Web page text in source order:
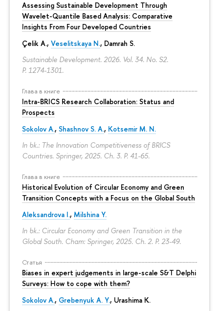
Assessing Sustainable Development Through
Wavelet-Quantile Based Analysis: Comparative
Insights From Four Developed Countries
Çelik A., Veselitskaya N., Damrah S.
Sustainable Development. 2026. Vol. 34. No. S2.
P. 1274-1301.
Глава в книге
Intra-BRICS Research Collaboration: Status and
Prospects
Sokolov A., Shashnov S. A., Kotsemir M. N.
In bk.: The Innovation Competitiveness of BRICS
Countries. Springer, 2025. Ch. 3. P. 41-65.
Глава в книге
Historical Evolution of Circular Economy and Green
Transition Concepts with a Focus on the Global South
Aleksandrova I., Milshina Y.
In bk.: Circular Economy and Green Transition in the
Global South. Cham: Springer, 2025. Ch. 2. P. 23-49.
Статья
Biases in expert judgements in large-scale S&T Delphi
Surveys: How to cope with them?
Sokolov A., Grebenyuk A. Y., Urashima K.